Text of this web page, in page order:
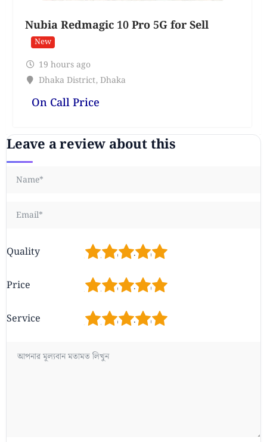
Nubia Redmagic 10 Pro 5G for Sell
New
19 hours ago
Dhaka District, Dhaka
On Call Price
Leave a review about this
Quality 5
4
3
2
Price 5
4
3
2
Service 5
4
3
2